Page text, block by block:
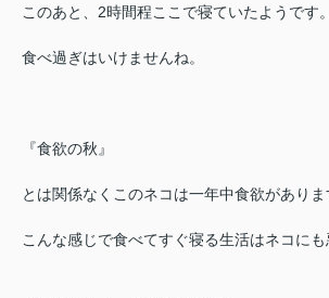
このあと、2時間程ここで寝ていたようです。
食べ過ぎはいけませんね。
『食欲の秋』
とは関係なくこのネコは一年中食欲がありま
こんな感じで食べてすぐ寝る生活はネコにも